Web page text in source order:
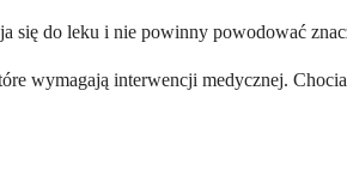
się do leku i nie powinny powodować
wymagają interwencji medycznej.